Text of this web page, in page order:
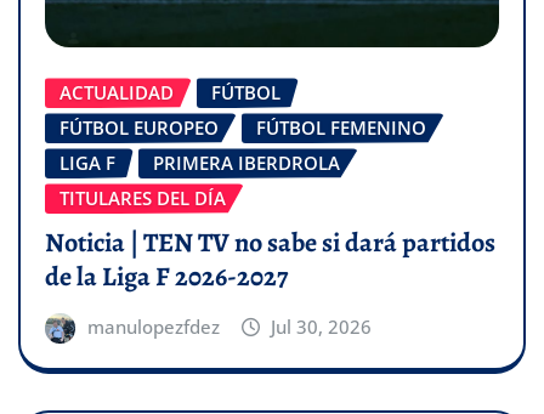
ACTUALIDAD
FÚTBOL
FÚTBOL EUROPEO
FÚTBOL FEMENINO
LIGA F
PRIMERA IBERDROLA
TITULARES DEL DÍA
Noticia | TEN TV no sabe si dará partidos
de la Liga F 2026-2027
manulopezfdez Jul 30, 2026